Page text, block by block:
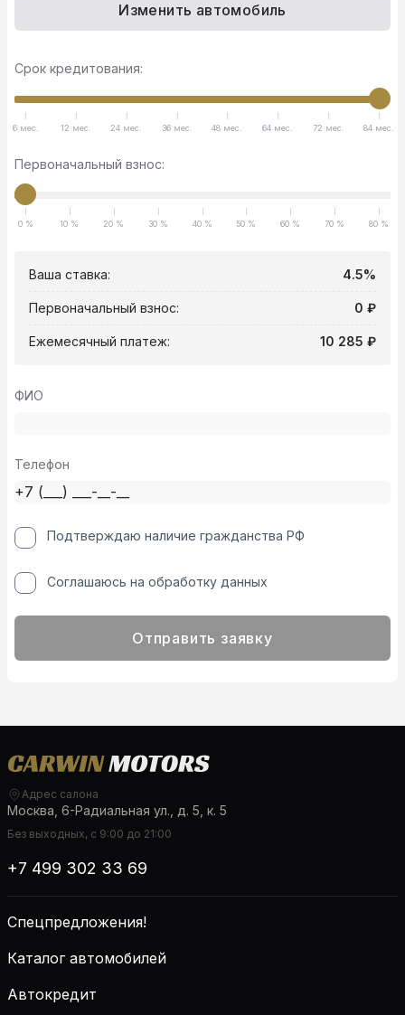
Изменить автомобиль
Срок кредитования:
6 мес. 12 мес. 24 мес. 36 мес. 48 мес. 64 мес. 72 мес. 84 мес.
Первоначальный взнос:
0 % 10 % 20 % 30 % 40 % 50 % 60 % 70 % 80 %
Ваша ставка: 4.5%
Первоначальный взнос: 0 ₽
Ежемесячный платеж: 10 285 ₽
ФИО
Телефон
Подтверждаю наличие гражданства РФ
Соглашаюсь на обработку данных
Отправить заявку
Адрес салона
Москва, 6-Радиальная ул., д. 5, к. 5
Без выходных, с 9:00 до 21:00
+7 499 302 33 69
Спецпредложения!
Каталог автомобилей
Автокредит